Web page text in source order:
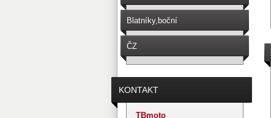
Blatníky,boční
schránky,sedačky.
ČZ
476,477,487,488,471,472,482,481
KONTAKT
TBmoto